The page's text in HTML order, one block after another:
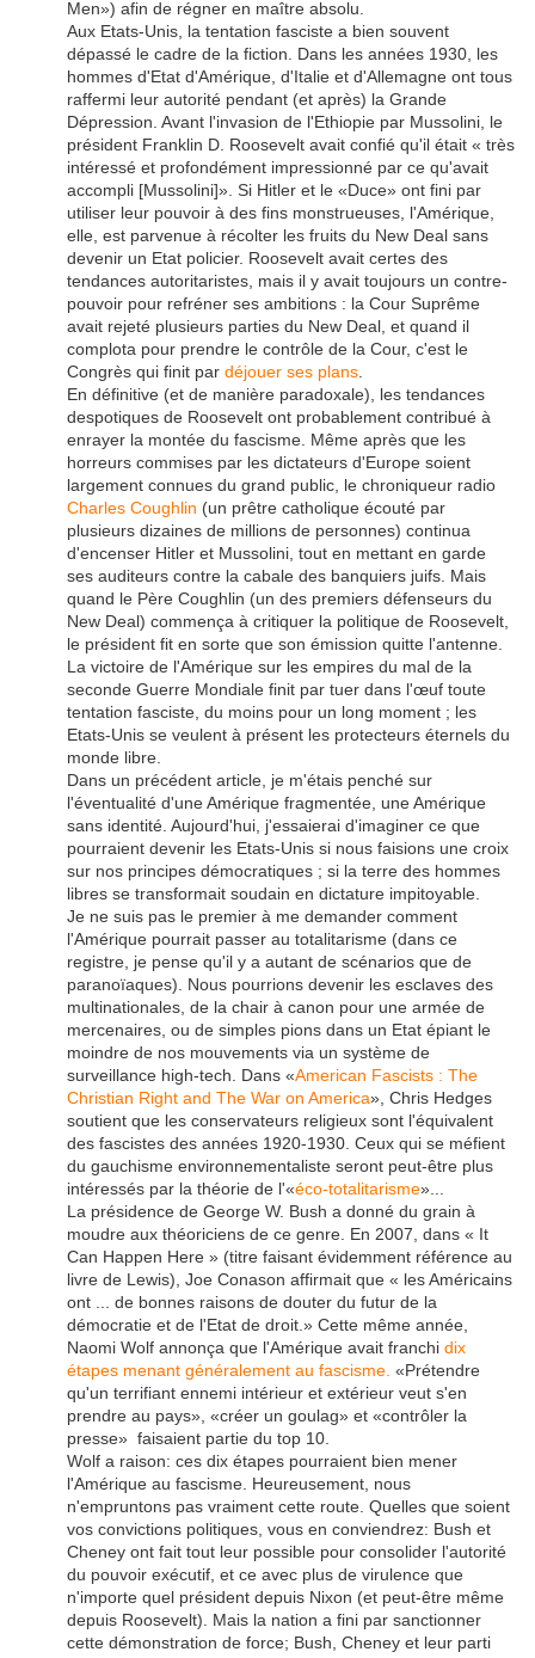
Men») afin de régner en maître absolu.
Aux Etats-Unis, la tentation fasciste a bien souvent
dépassé le cadre de la fiction. Dans les années 1930, les
hommes d'Etat d'Amérique, d'Italie et d'Allemagne ont tous
raffermi leur autorité pendant (et après) la Grande
Dépression. Avant l'invasion de l'Ethiopie par Mussolini, le
président Franklin D. Roosevelt avait confié qu'il était « très
intéressé et profondément impressionné par ce qu'avait
accompli [Mussolini]». Si Hitler et le «Duce» ont fini par
utiliser leur pouvoir à des fins monstrueuses, l'Amérique,
elle, est parvenue à récolter les fruits du New Deal sans
devenir un Etat policier. Roosevelt avait certes des
tendances autoritaristes, mais il y avait toujours un contre-
pouvoir pour refréner ses ambitions : la Cour Suprême
avait rejeté plusieurs parties du New Deal, et quand il
complota pour prendre le contrôle de la Cour, c'est le
Congrès qui finit par déjouer ses plans
En définitive (et de manière paradoxale), les tendances
despotiques de Roosevelt ont probablement contribué à
enrayer la montée du fascisme. Même après que les
horreurs commises par les dictateurs d'Europe soient
largement connues du grand public, le chroniqueur radio
Charles Coughlin (un prêtre catholique écouté par
plusieurs dizaines de millions de personnes) continua
d'encenser Hitler et Mussolini, tout en mettant en garde
ses auditeurs contre la cabale des banquiers juifs. Mais
quand le Père Coughlin (un des premiers défenseurs du
New Deal) commença à critiquer la politique de Roosevelt,
le président fit en sorte que son émission quitte l'antenne.
La victoire de l'Amérique sur les empires du mal de la
seconde Guerre Mondiale finit par tuer dans l'œuf toute
tentation fasciste, du moins pour un long moment ; les
Etats-Unis se veulent à présent les protecteurs éternels du
monde libre.
Dans un précédent article, je m'étais penché sur
l'éventualité d'une Amérique fragmentée, une Amérique
sans identité. Aujourd'hui, j'essaierai d'imaginer ce que
pourraient devenir les Etats-Unis si nous faisions une croix
sur nos principes démocratiques ; si la terre des hommes
libres se transformait soudain en dictature impitoyable.
Je ne suis pas le premier à me demander comment
l'Amérique pourrait passer au totalitarisme (dans ce
registre, je pense qu'il y a autant de scénarios que de
paranoïaques). Nous pourrions devenir les esclaves des
multinationales, de la chair à canon pour une armée de
mercenaires, ou de simples pions dans un Etat épiant le
moindre de nos mouvements via un système de
surveillance high-tech. Dans «American Fascists : The
Christian Right and The War on America», Chris Hedges
soutient que les conservateurs religieux sont l'équivalent
des fascistes des années 1920-1930. Ceux qui se méfient
du gauchisme environnementaliste seront peut-être plus
intéressés par la théorie de l'«éco-totalitarisme»...
La présidence de George W. Bush a donné du grain à
moudre aux théoriciens de ce genre. En 2007, dans « It
Can Happen Here » (titre faisant évidemment référence au
livre de Lewis), Joe Conason affirmait que « les Américains
ont ... de bonnes raisons de douter du futur de la
démocratie et de l'Etat de droit.» Cette même année,
Naomi Wolf annonça que l'Amérique avait franchi dix
étapes menant généralement au fascisme. «Prétendre
qu'un terrifiant ennemi intérieur et extérieur veut s'en
prendre au pays», «créer un goulag» et «contrôler la
presse» faisaient partie du top 10.
Wolf a raison: ces dix étapes pourraient bien mener
l'Amérique au fascisme. Heureusement, nous
n'empruntons pas vraiment cette route. Quelles que soient
vos convictions politiques, vous en conviendrez: Bush et
Cheney ont fait tout leur possible pour consolider l'autorité
du pouvoir exécutif, et ce avec plus de virulence que
n'importe quel président depuis Nixon (et peut-être même
depuis Roosevelt). Mais la nation a fini par sanctionner
cette démonstration de force; Bush, Cheney et leur parti